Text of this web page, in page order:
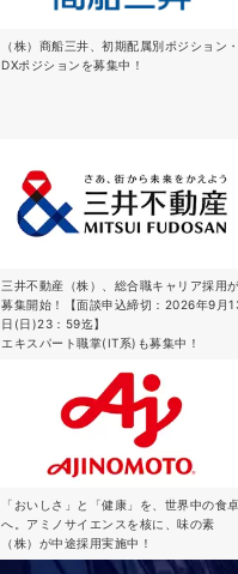
（株）商船三井、初期配属別ポジション
DXポジションを募集中！
三井不動産（株）、総合職キャリア採用
募集開始！【面談申込締切：2026年9月
日(日)23：59迄】
エキスパート職掌(IT系)も募集中！
「おいしさ」と「健康」を、世界中の食
へ。アミノサイエンスを核に、味の素
（株）が中途採用実施中！